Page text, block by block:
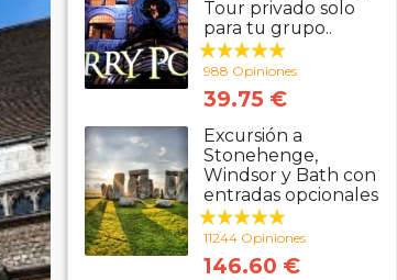
Tour privado solo
para tu grupo..
988 Opiniones
39.75 €
Excursión a
Stonehenge,
Windsor y Bath con
entradas opcionales
11244 Opiniones
146.60 €